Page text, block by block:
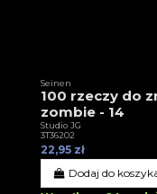
Seinen
100 rzeczy do
zombie - 14
Studio JG
3T36202
22,95 zł
Dodaj do